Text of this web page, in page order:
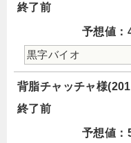
終了前
予想値：
黒字バイオ
背脂チャッチャ様
終了前
予想値：